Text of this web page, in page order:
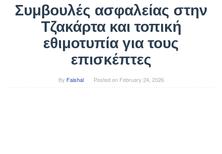
Συμβουλές ασφαλείας στην
Τζακάρτα και τοπική
εθιμοτυπία για τους
επισκέπτες
By Faishal Posted on February 24, 2026